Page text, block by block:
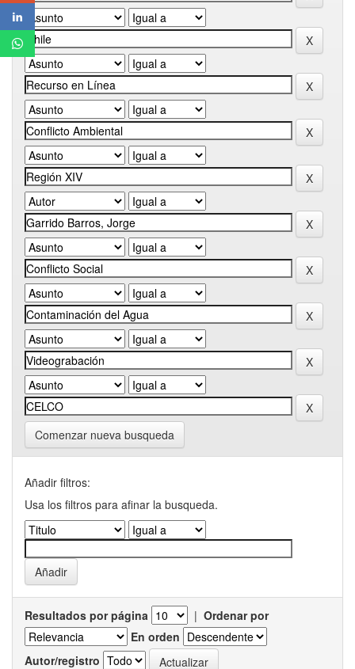
Comenzar nueva busqueda
Añadir filtros:
Usa los filtros para afinar la busqueda.
Resultados por página | Ordenar por
En orden
Autor/registro